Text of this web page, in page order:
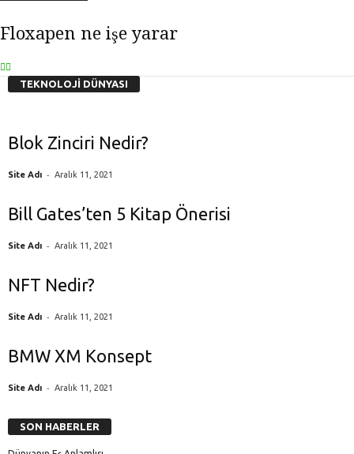
Floxapen ne işe yarar
TEKNOLOJİ DÜNYASI
Blok Zinciri Nedir?
Site Adı - Aralık 11, 2021
Bill Gates’ten 5 Kitap Önerisi
Site Adı - Aralık 11, 2021
NFT Nedir?
Site Adı - Aralık 11, 2021
BMW XM Konsept
Site Adı - Aralık 11, 2021
SON HABERLER